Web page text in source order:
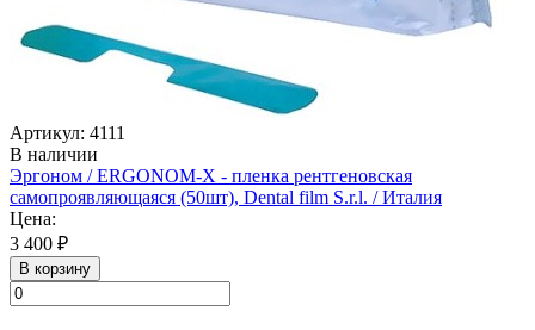
Артикул: 4111
В наличии
Эргоном / ERGONOM-X - пленка рентгеновская
самопроявляющаяся (50шт), Dental film S.r.l. / Италия
Цена:
3 400 ₽
В корзину